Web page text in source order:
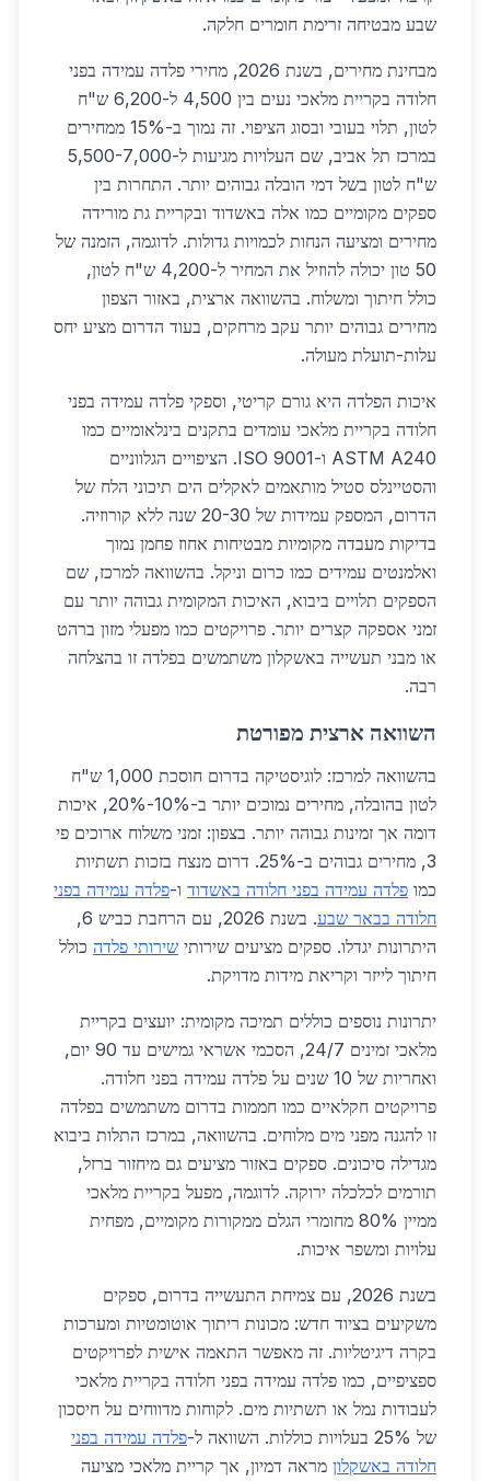
שבע מבטיחה זרימת חומרים חלקה.
מבחינת מחירים, בשנת 2026, מחירי פלדה עמידה בפני
חלודה בקריית מלאכי נעים בין 4,500 ל-6,200 ש"ח
לטון, תלוי בעובי ובסוג הציפוי. זה נמוך ב-15% ממחירים
במרכז תל אביב, שם העלויות מגיעות ל-5,500-7,000
ש"ח לטון בשל דמי הובלה גבוהים יותר. התחרות בין
ספקים מקומיים כמו אלה באשדוד ובקריית גת מורידה
מחירים ומציעה הנחות לכמויות גדולות. לדוגמה, הזמנה של
50 טון יכולה להוזיל את המחיר ל-4,200 ש"ח לטון,
כולל חיתוך ומשלוח. בהשוואה ארצית, באזור הצפון
מחירים גבוהים יותר עקב מרחקים, בעוד הדרום מציע יחס
עלות-תועלת מעולה.
איכות הפלדה היא גורם קריטי, וספקי פלדה עמידה בפני
חלודה בקריית מלאכי עומדים בתקנים בינלאומיים כמו
ASTM A240 ו-ISO 9001. הציפויים הגלווניים
והסטיינלס סטיל מותאמים לאקלים הים תיכוני הלח של
הדרום, המספק עמידות של 20-30 שנה ללא קורוזיה.
בדיקות מעבדה מקומיות מבטיחות אחוז פחמן נמוך
ואלמנטים עמידים כמו כרום וניקל. בהשוואה למרכז, שם
הספקים תלויים ביבוא, האיכות המקומית גבוהה יותר עם
זמני אספקה קצרים יותר. פרויקטים כמו מפעלי מזון ברהט
או מבני תעשייה באשקלון משתמשים בפלדה זו בהצלחה
רבה.
השוואה ארצית מפורטת
בהשוואה למרכז: לוגיסטיקה בדרום חוסכת 1,000 ש"ח
לטון בהובלה, מחירים נמוכים יותר ב-10%-20%, איכות
דומה אך זמינות גבוהה יותר. בצפון: זמני משלוח ארוכים פי
3, מחירים גבוהים ב-25%. דרום מנצח בזכות תשתיות
כמו פלדה עמידה בפני חלודה באשדוד ו-פלדה עמידה בפני
חלודה בבאר שבע
. בשנת 2026, עם הרחבת כביש 6,
היתרונות יגדלו. ספקים מציעים שירותי שירותי פלדה כולל
חיתוך לייזר וקריאת מידות מדויקת.
יתרונות נוספים כוללים תמיכה מקומית: יועצים בקריית
מלאכי זמינים 24/7, הסכמי אשראי גמישים עד 90 יום,
ואחריות של 10 שנים על פלדה עמידה בפני חלודה.
פרויקטים חקלאיים כמו חממות בדרום משתמשים בפלדה
זו להגנה מפני מים מלוחים. בהשוואה, במרכז התלות ביבוא
מגדילה סיכונים. ספקים באזור מציעים גם מיחזור ברזל,
תורמים לכלכלה ירוקה. לדוגמה, מפעל בקריית מלאכי
ממיין 80% מחומרי הגלם ממקורות מקומיים, מפחית
עלויות ומשפר איכות.
בשנת 2026, עם צמיחת התעשייה בדרום, ספקים
משקיעים בציוד חדש: מכונות ריתוך אוטומטיות ומערכות
בקרה דיגיטליות. זה מאפשר התאמה אישית לפרויקטים
ספציפיים, כמו פלדה עמידה בפני חלודה בקריית מלאכי
לעבודות נמל או תשתיות מים. לקוחות מדווחים על חיסכון
של 25% בעלויות כוללות. השוואה ל-
פלדה עמידה בפני
חלודה באשקלון מראה דמיון, אך קריית מלאכי מציעה